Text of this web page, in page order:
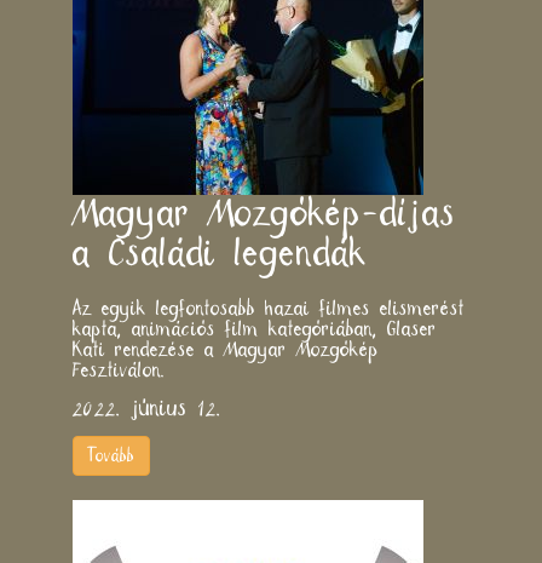
Magyar Mozgókép-díjas
a Családi legendák
Az egyik legfontosabb hazai filmes elismerést
kapta, animációs film kategóriában, Glaser
Kati rendezése a Magyar Mozgókép
Fesztiválon.
2022. június 12.
Tovább